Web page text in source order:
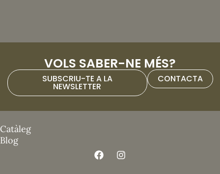
VOLS SABER-NE MÉS?
SUBSCRIU-TE A LA
NEWSLETTER
CONTACTA
Catàleg
Blog